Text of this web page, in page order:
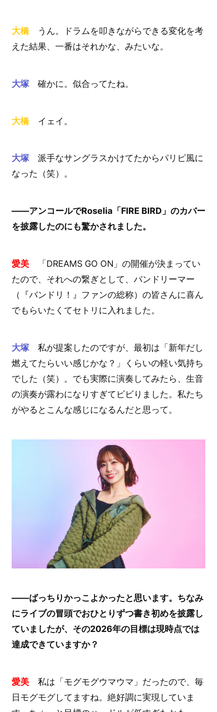
大橋うん。ドラムを叩きながらできる変化を考
えた結果、一番はそれかな、みたいな。
大塚確かに。似合ってたね。
大橋イェイ。
大塚派手なサングラスかけてたからパリピ風に
なった（笑）。
――アンコールでRoselia「FIRE BIRD」のカバー
を披露したのにも驚かされました。
愛美「DREAMS GO ON」の開催が決まってい
たので、それへの繋ぎとして、バンドリーマー
（『バンドリ！』ファンの総称）の皆さんに喜ん
でもらいたくてセトリに入れました。
大塚私が提案したのですが、最初は「新年だし
燃えてたらいい感じかな？」くらいの軽い気持ち
でした（笑）。でも実際に演奏してみたら、生音
の演奏が露わになりすぎてビビりました。私たち
がやるとこんな感じになるんだと思って。
――ばっちりかっこよかったと思います。ちなみ
にライブの冒頭でおひとりずつ書き初めを披露し
ていましたが、その2026年の目標は現時点では
達成できていますか？
愛美私は「モグモグウマウマ」だったので、毎
日モグモグしてますね。絶好調に実現していま